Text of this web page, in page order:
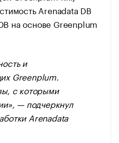
Arenadata DB
на основе Greenplum
и
Greenplum.
с которыми
— подчеркнул
Arenadata